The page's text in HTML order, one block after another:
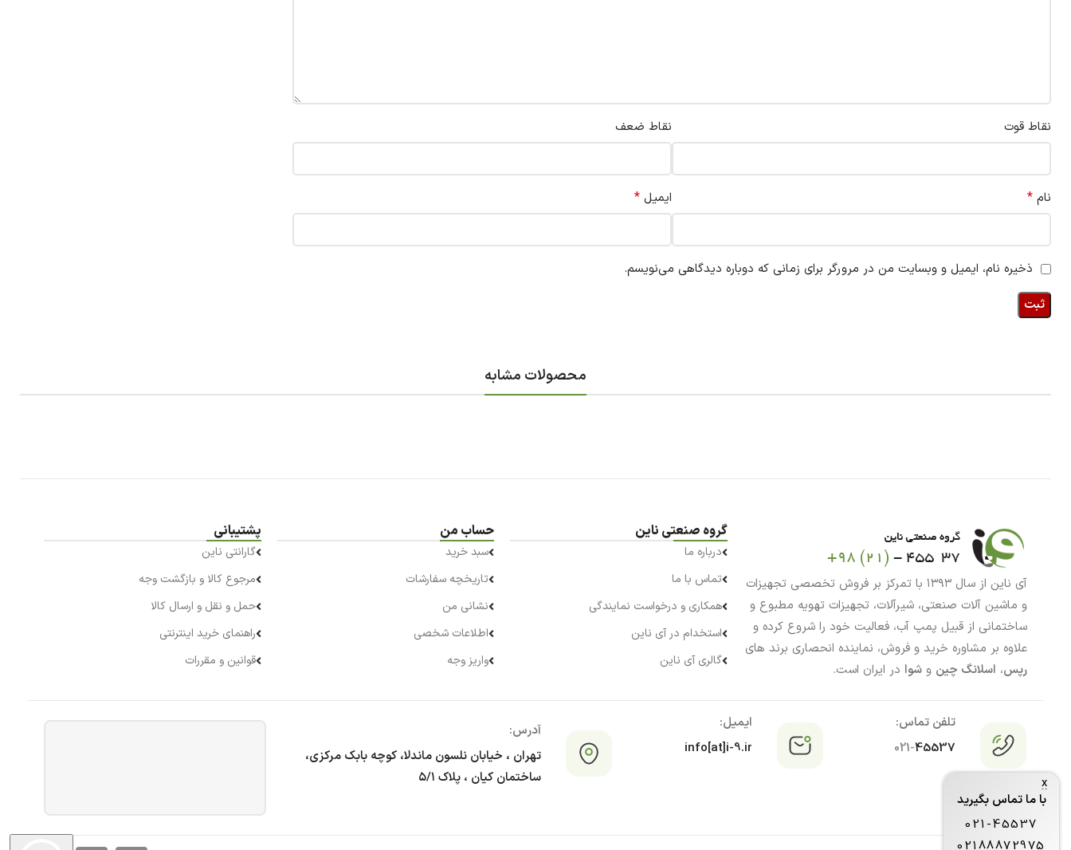
نقاط قوت نقاط ضعف
نام * ایمیل *
ذخیره نام، ایمیل و وبسایت من در مرورگر برای زمانی که دوباره دیدگاهی می‌نویسم.
محصولات مشابه
آی ناین از سال ۱۳۹۳ با تمرکز بر فروش تخصصی تجهیزات
و ماشین آلات صنعتی، شیرآلات، تجهیزات تهویه مطبوع و
ساختمانی از قبیل پمپ آب، فعالیت خود را شروع کرده و
علاوه بر مشاوره خرید و فروش، نماینده انحصاری برند های
رپس، اسلانگ چین و شوا در ایران است.
گروه صنعتی ناین
درباره ما
تماس با ما
همکاری و درخواست نمایندگی
استخدام در آی ناین
گالری آی ناین
حساب من
سبد خرید
تاریخچه سفارشات
نشانی من
اطلاعات شخصی
واریز وجه
پشتیبانی
گارانتی ناین
مرجوع کالا و بازگشت وجه
حمل و نقل و ارسال کالا
راهنمای خرید اینترنتی
قوانین و مقررات
تلفن تماس:
021-45537
ایمیل:
info[at]i-9.ir
آدرس:
تهران ، خیابان نلسون ماندلا، کوچه بابک مرکزی،
ساختمان کیان ، پلاک ۵/۱
x
با ما تماس بگیرید
021-45537